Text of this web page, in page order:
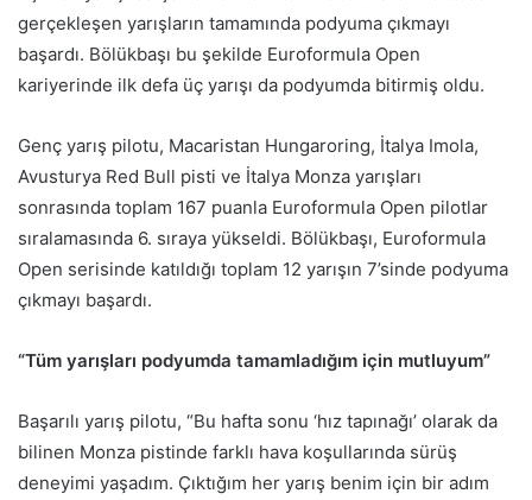
gerçekleşen yarışların tamamında podyuma çıkmayı
başardı. Bölükbaşı bu şekilde Euroformula Open
kariyerinde ilk defa üç yarışı da podyumda bitirmiş oldu.
Genç yarış pilotu, Macaristan Hungaroring, İtalya Imola,
Avusturya Red Bull pisti ve İtalya Monza yarışları
sonrasında toplam 167 puanla Euroformula Open pilotlar
sıralamasında 6. sıraya yükseldi. Bölükbaşı, Euroformula
Open serisinde katıldığı toplam 12 yarışın 7’sinde podyuma
çıkmayı başardı.
“Tüm yarışları podyumda tamamladığım için mutluyum”
Başarılı yarış pilotu, “Bu hafta sonu ‘hız tapınağı’ olarak da
bilinen Monza pistinde farklı hava koşullarında sürüş
deneyimi yaşadım. Çıktığım her yarış benim için bir adım